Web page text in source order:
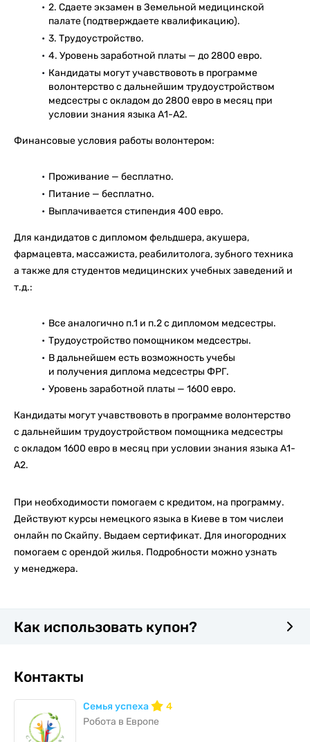
2. Сдаете экзамен в Земельной медицинской
палате (подтверждаете квалификацию).
3. Трудоустройство.
4. Уровень заработной платы — до 2800 евро.
Кандидаты могут учавствовоть в программе
волонтерство с дальнейшим трудоустройством
медсестры с окладом до 2800 евро в месяц при
условии знания языка А1-А2.
Финансовые условия работы волонтером:
Проживание — бесплатно.
Питание — бесплатно.
Выплачивается стипендия 400 евро.
Для кандидатов с дипломом фельдшера, акушера,
фармацевта, массажиста, реабилитолога, зубного техника
а также для студентов медицинских учебных заведений и
т.д.:
Все аналогично п.1 и п.2 с дипломом медсестры.
Трудоустройство помощником медсестры.
В дальнейшем есть возможность учебы
и получения диплома медсестры ФРГ.
Уровень заработной платы — 1600 евро.
Кандидаты могут учавствовоть в программе волонтерство
с дальнейшим трудоустройством помощника медсестры
с окладом 1600 евро в месяц при условии знания языка А1-
А2.
При необходимости помогаем с кредитом, на программу.
Действуют курсы немецкого языка в Киеве в том числеи
онлайн по Скайпу. Выдаем сертификат. Для иногородних
помогаем с орендой жилья. Подробности можно узнать
у менеджера.
Как использовать купон?
Контакты
Семья успеха
4
Робота в Европе